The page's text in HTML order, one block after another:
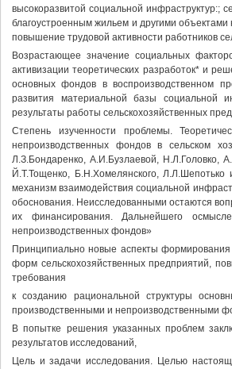
высокоразвитой социальной инфраструктур:;
благоустроенным жильем и другими
повышение трудовой активности работников
Возрастающее значение социальных
активизации теоретических разработок* и
основных фондов в воспроизводственном
развития материальной базы социальной
результаты работы сельскохозяйственных
Степень изученности проблемы.
непроизводственных фондов в сельском
Л.З.Бондаренко, А.И.Бузлаевой, Н.Л.Головко,
Й.Т.Тощенко, Б.Н.Хомелянского, Л.Л.Шепотько
механизм взаимодействия социальной
обоснования. Неисследованными остаются
их финансирования. Дальнейшего
непроизводственных фондов»
Принципиально новые аспекты формирования
форм сельскохозяйственных предприятий,
требования
к созданию рациональной структуры
производственными и непроизводственными
В попытке решения указанных проблем
результатов исследований,
Цель и задачи исследования. Целью